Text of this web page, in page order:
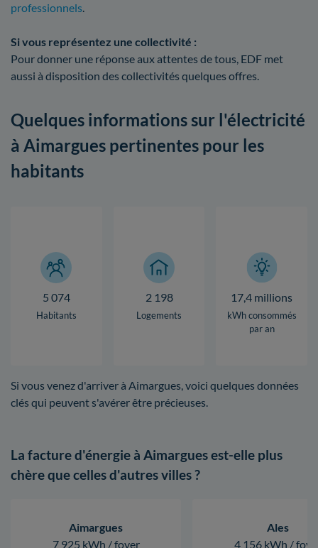
professionnels.
Si vous représentez une collectivité :
Pour donner une réponse aux attentes de tous, EDF met
aussi à disposition des collectivités quelques offres.
Quelques informations sur l'électricité
à Aimargues pertinentes pour les
habitants
5 074
Habitants
2 198
Logements
17,4 millions
kWh consommés
par an
Si vous venez d'arriver à Aimargues, voici quelques données
clés qui peuvent s'avérer être précieuses.
La facture d'énergie à Aimargues est-elle plus
chère que celles d'autres villes ?
Aimargues
7 925 kWh / foyer
Ales
4 156 kWh /